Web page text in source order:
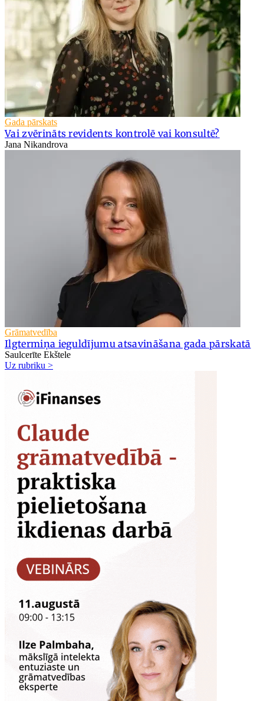
Gada pārskats
Vai zvērināts revidents kontrolē vai konsultē?
Jana Nikandrova
Grāmatvedība
Ilgtermiņa ieguldījumu atsavināšana gada pārskatā
Saulcerīte Ekštele
Uz rubriku >